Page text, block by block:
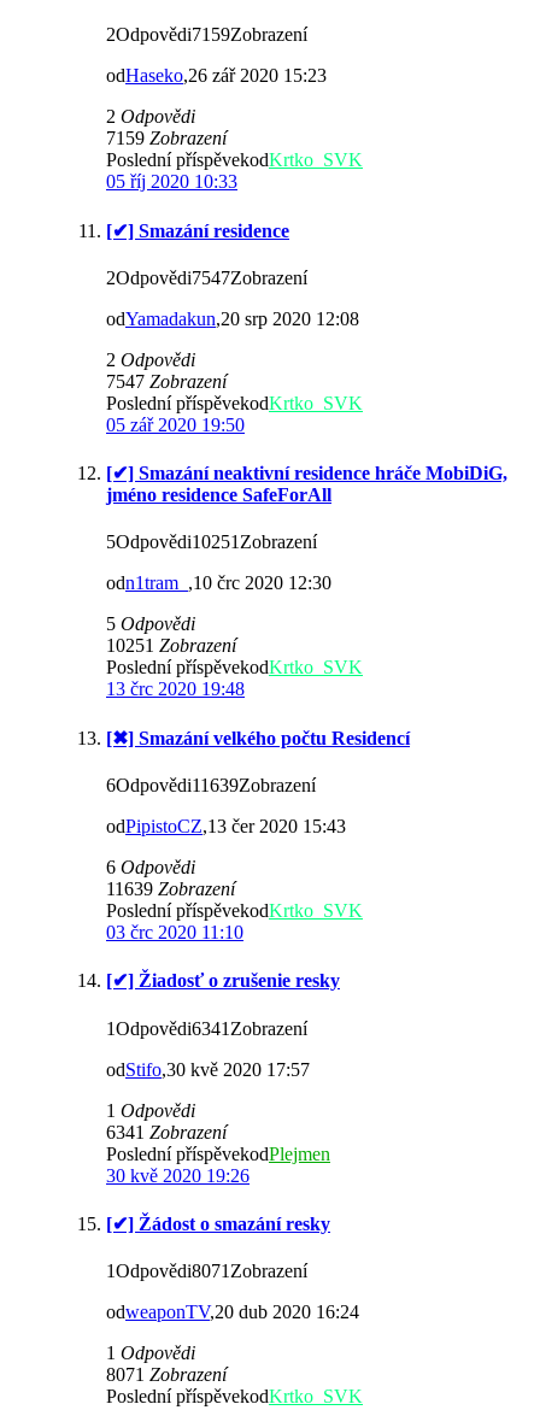
2Odpovědi7159Zobrazení
odHaseko,26 zář 2020 15:23
2 Odpovědi
7159 Zobrazení
Poslední příspěvekodKrtko_SVK
05 říj 2020 10:33
[✔] Smazání residence
2Odpovědi7547Zobrazení
odYamadakun,20 srp 2020 12:08
2 Odpovědi
7547 Zobrazení
Poslední příspěvekodKrtko_SVK
05 zář 2020 19:50
[✔] Smazání neaktivní residence hráče MobiDiG,
jméno residence SafeForAll
5Odpovědi10251Zobrazení
odn1tram_ ,10 črc 2020 12:30
5 Odpovědi
10251 Zobrazení
Poslední příspěvekodKrtko_SVK
13 črc 2020 19:48
[✖] Smazání velkého počtu Residencí
6Odpovědi11639Zobrazení
odPipistoCZ,13 čer 2020 15:43
6 Odpovědi
11639 Zobrazení
Poslední příspěvekodKrtko_SVK
03 črc 2020 11:10
[✔] Žiadosť o zrušenie resky
1Odpovědi6341Zobrazení
odStifo,30 kvě 2020 17:57
1 Odpovědi
6341 Zobrazení
Poslední příspěvekodPlejmen
30 kvě 2020 19:26
[✔] Žádost o smazání resky
1Odpovědi8071Zobrazení
odweaponTV,20 dub 2020 16:24
1 Odpovědi
8071 Zobrazení
Poslední příspěvekodKrtko_SVK